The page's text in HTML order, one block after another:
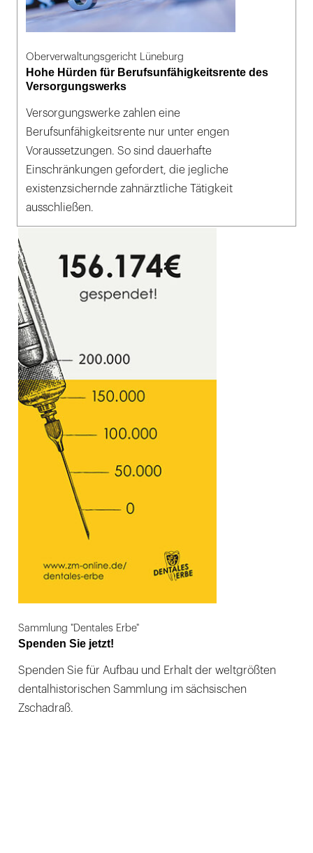
Oberverwaltungsgericht Lüneburg
Hohe Hürden für Berufsunfähigkeitsrente des
Versorgungswerks
Versorgungswerke zahlen eine
Berufsunfähigkeitsrente nur unter engen
Voraussetzungen. So sind dauerhafte
Einschränkungen gefordert, die jegliche
existenzsichernde zahnärztliche Tätigkeit
ausschließen.
Sammlung "Dentales Erbe"
Spenden Sie jetzt!
Spenden Sie für Aufbau und Erhalt der weltgrößten
dentalhistorischen Sammlung im sächsischen
Zschadraß.